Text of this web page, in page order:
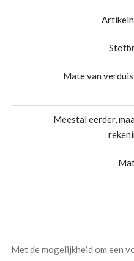
Mate van
Meestal eerder,
Met de mogelijkheid om een